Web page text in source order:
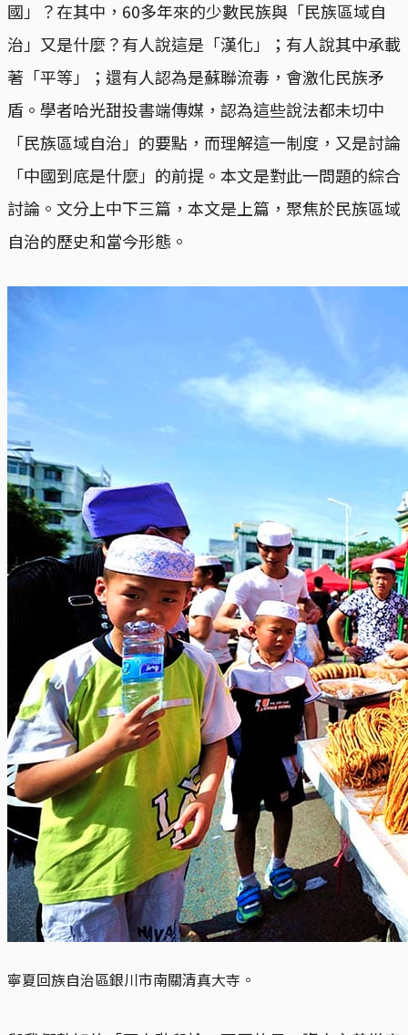
國」？在其中，60多年來的少數民族與「民族區域自
治」又是什麼？有人說這是「漢化」；有人說其中承載
著「平等」；還有人認為是蘇聯流毒，會激化民族矛
盾。學者哈光甜投書端傳媒，認為這些說法都未切中
「民族區域自治」的要點，而理解這一制度，又是討論
「中國到底是什麼」的前提。本文是對此一問題的綜合
討論。文分上中下三篇，本文是上篇，聚焦於民族區域
自治的歷史和當今形態。
寧夏回族自治區銀川市南關清真大寺。